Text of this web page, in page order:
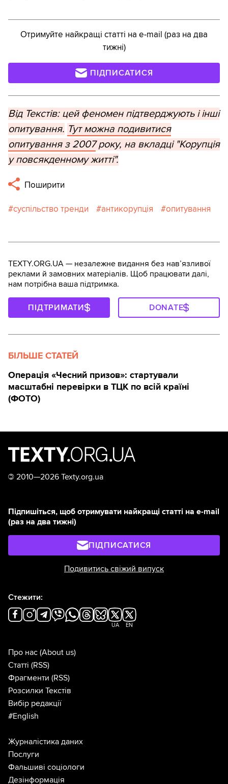
Отримуйте найкращі статті на e-mail (раз на два
тижні)
ПІДПИСАТИСЯ
Від Текстів: цей феномен підтверджують і інші
опитування. Тут можна подивитися
опитування з 2007року, на вкладці "Корупція
у повсякденному житті".
Поширити
суспільство тренди антикорупція опитування
TEXTY.ORG.UA — незалежне видання без навʼязливої
реклами й замовних матеріалів. Щоб працювати далі,
нам потрібна ваша підтримка.
ПІДТРИМАТИ DONATE
БІЛЬШЕ СТАТЕЙ
Операція «Чесний призов»: стартували
масштабні перевірки в ТЦК по всій країні
(ФОТО)
© 2010—2026 Texty.org.ua
Підпишіться, щоб отримувати найкращі статті на e-mail
(раз на два тижні)
ПІДПИСАТИСЯ
Подивитись свіжий випуск
Стежити:
UA EN
Про нас (About us)
Статті (RSS)
Фрагменти (RSS)
Розсилки Текстів
Вибір редакції
#English
Журналістика даних
Послуги
Фальшиві соціологи
Дезінформація